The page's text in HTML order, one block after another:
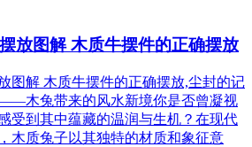
放图解 木质牛摆件的正确摆放
图解 木质牛摆件的正确摆放,尘封的记
木兔带来的风水新境你是否曾凝视
受到其中蕴藏的温润与生机？在现代
木质兔子以其独特的材质和象征意